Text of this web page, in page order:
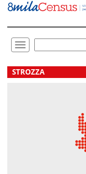
Vai
direttamente
Toggle
navigation
.
STROZZA